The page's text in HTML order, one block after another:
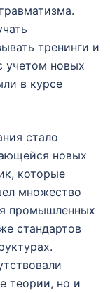
тренинги и
учетом новых
в курсе
стало
новых
которые
множество
промышленных
стандартов
теории, но и